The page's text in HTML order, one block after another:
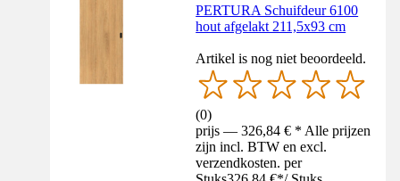
PERTURA Schuifdeur 6100
hout afgelakt 211,5x93 cm
Artikel is nog niet beoordeeld.
(0)
prijs — 326,84 € * Alle prijzen
zijn incl. BTW en excl.
verzendkosten. per